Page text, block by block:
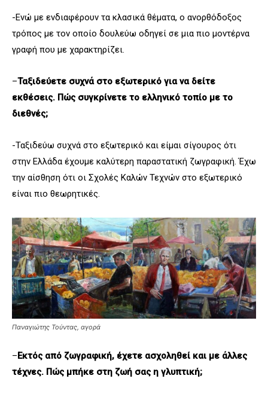
-Ενώ με ενδιαφέρουν τα κλασικά θέματα, ο ανορθόδοξος
τρόπος με τον οποίο δουλεύω οδηγεί σε μια πιο μοντέρνα
γραφή που με χαρακτηρίζει.
–Ταξιδεύετε συχνά στο εξωτερικό για να δείτε
εκθέσεις. Πώς συγκρίνετε το ελληνικό τοπίο με το
διεθνές;
-Ταξιδεύω συχνά στο εξωτερικό και είμαι σίγουρος ότι
στην Ελλάδα έχουμε καλύτερη παραστατική ζωγραφική. Έχω
την αίσθηση ότι οι Σχολές Καλών Τεχνών στο εξωτερικό
είναι πιο θεωρητικές.
Παναγιώτης Τούντας, αγορά
– Εκτός από ζωγραφική, έχετε ασχοληθεί και με άλλες
τέχνες. Πώς μπήκε στη ζωή σας η γλυπτική;